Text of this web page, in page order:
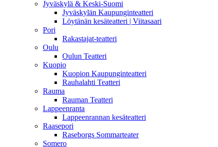
Jyväskylä & Keski-Suomi
Jyväskylän Kaupunginteatteri
Löytänän kesäteatteri | Viitasaari
Pori
Rakastajat-teatteri
Oulu
Oulun Teatteri
Kuopio
Kuopion Kaupunginteatteri
Rauhalahti Teatteri
Rauma
Rauman Teatteri
Lappeenranta
Lappeenrannan kesäteatteri
Raasepori
Raseborgs Sommarteater
Somero